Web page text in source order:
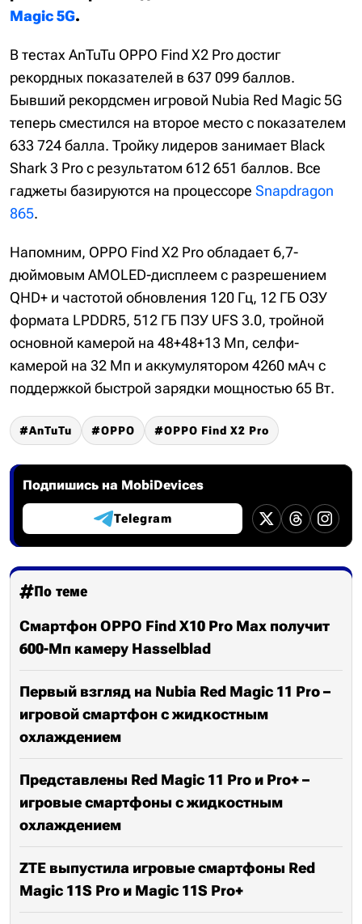
Magic 5G.
В тестах AnTuTu OPPO Find X2 Pro достиг
рекордных показателей в 637 099 баллов.
Бывший рекордсмен игровой Nubia Red Magic 5G
теперь сместился на второе место с показателем
633 724 балла. Тройку лидеров занимает Black
Shark 3 Pro с результатом 612 651 баллов. Все
гаджеты базируются на процессоре Snapdragon
865.
Напомним, OPPO Find X2 Pro обладает 6,7-
дюймовым AMOLED-дисплеем с разрешением
QHD+ и частотой обновления 120 Гц, 12 ГБ ОЗУ
формата LPDDR5, 512 ГБ ПЗУ UFS 3.0, тройной
основной камерой на 48+48+13 Мп, селфи-
камерой на 32 Мп и аккумулятором 4260 мАч с
поддержкой быстрой зарядки мощностью 65 Вт.
AnTuTu OPPO OPPO Find X2 Pro
Подпишись на MobiDevices
Telegram
По теме
Смартфон OPPO Find X10 Pro Max получит
600-Мп камеру Hasselblad
Первый взгляд на Nubia Red Magic 11 Pro –
игровой смартфон с жидкостным
охлаждением
Представлены Red Magic 11 Pro и Pro+ –
игровые смартфоны с жидкостным
охлаждением
ZTE выпустила игровые смартфоны Red
Magic 11S Pro и Magic 11S Pro+